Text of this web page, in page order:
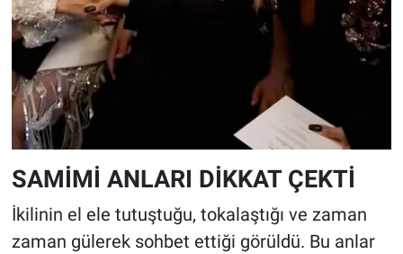
SAMİMİ ANLARI DİKKAT ÇEKTİ
İkilinin el ele tutuştuğu, tokalaştığı ve zaman
zaman gülerek sohbet ettiği görüldü. Bu anlar